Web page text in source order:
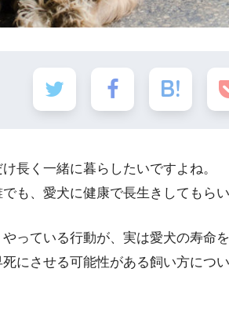
長く一緒に暮らしたいですよね。
も、愛犬に健康で長生きしてもら
っている行動が、実は愛犬の寿命
にさせる可能性がある飼い方につ